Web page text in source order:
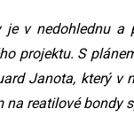
v nedohlednu a
projektu. S
Janota, který v
reatilové bondy